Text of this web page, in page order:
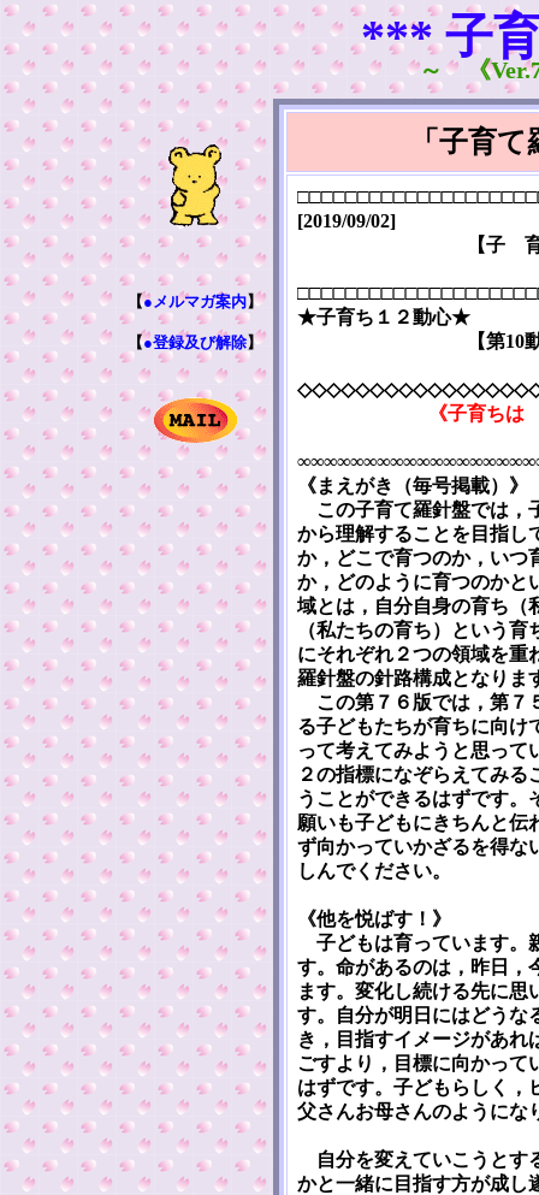
*** 子
～ 《
【●メルマガ案内】
【●登録及び解除】
「子育
[2019/09/02]
【子
★子育ち１２動心★
【第10
《子育ち
《まえがき（毎号掲載）》
この子育て羅針盤では，
から理解することを目指し
か，どこで育つのか，いつ
か，どのように育つのかと
域とは，自分自身の育ち（
（私たちの育ち）という
にそれぞれ２つの領域を重
羅針盤の針路構成となりま
この第７６版では，第７
る子どもたちが育ちに向け
って考えてみようと思って
２の指標になぞらえてみ
うことができるはずです。
願いも子どもにきちんと伝
ず向かっていかざるを得な
しんでください。
《他を悦ばす！》
子どもは育っています。
す。命があるのは，昨日，
ます。変化し続ける先に思
す。自分が明日にはどうな
き，目指すイメージがあれ
ごすより，目標に向かって
はずです。子どもらしく，
父さんお母さんのようにな
自分を変えていこうとす
かと一緒に目指す方が成し